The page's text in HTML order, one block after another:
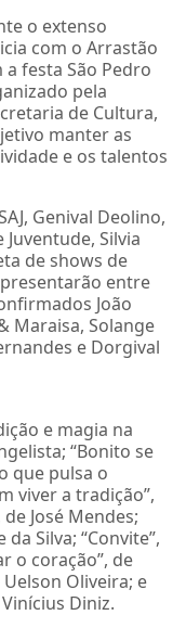
o extenso
com o Arrastão
a festa São Pedro
pela
de Cultura,
manter as
e os talentos
Genival Deolino,
Silvia
de shows de
entre
João
Maraisa, Solange
e Dorgival
e magia na
“Bonito se
que pulsa o
viver a tradição”,
de José Mendes;
Silva; “Convite”,
o coração”, de
Uelson Oliveira; e
Vinícius Diniz.